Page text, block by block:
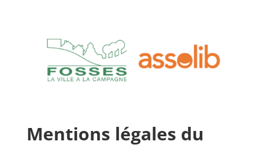
Mentions légales du